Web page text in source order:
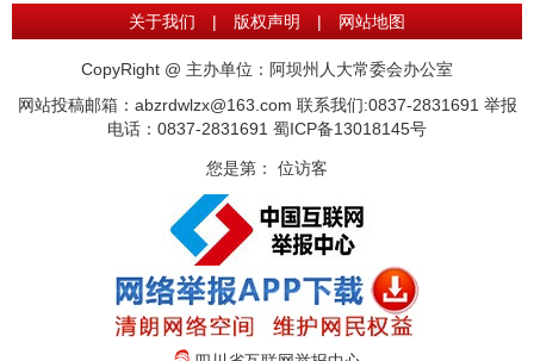
关于我们 | 版权声明 | 网站地图
CopyRight @ 主办单位：阿坝州人大常委会办公室
网站投稿邮箱：abzrdwlzx@163.com 联系我们:0837-2831691 举报
电话：0837-2831691 蜀ICP备13018145号
您是第： 位访客